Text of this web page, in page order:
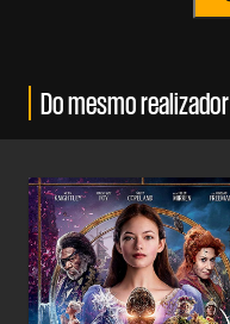
Do mesmo realizador